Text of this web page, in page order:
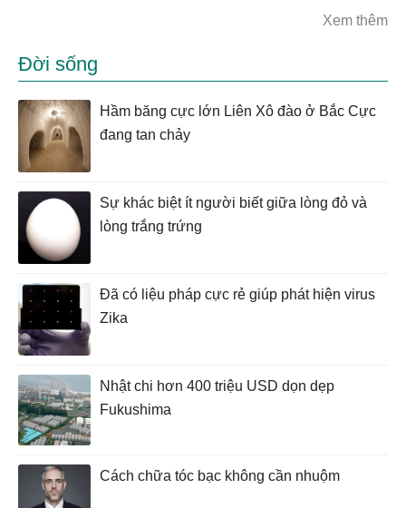
Xem thêm
Đời sống
Hầm băng cực lớn Liên Xô đào ở Bắc Cực
đang tan chảy
Sự khác biệt ít người biết giữa lòng đỏ và
lòng trắng trứng
Đã có liệu pháp cực rẻ giúp phát hiện virus
Zika
Nhật chi hơn 400 triệu USD dọn dẹp
Fukushima
Cách chữa tóc bạc không cần nhuộm